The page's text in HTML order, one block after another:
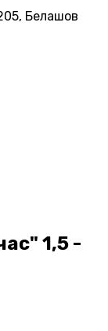
Белашов
1,5 -